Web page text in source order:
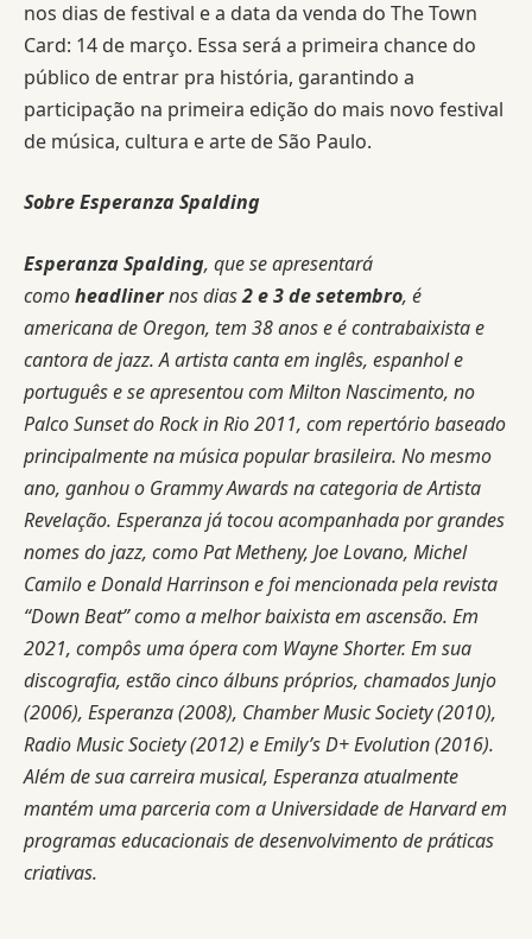
nos dias de festival e a data da venda do The Town
Card: 14 de março. Essa será a primeira chance do
público de entrar pra história, garantindo a
participação na primeira edição do mais novo festival
de música, cultura e arte de São Paulo.
Sobre Esperanza Spalding
Esperanza Spalding, que se apresentará
comoheadlinernos dias2 e 3 de setembro, é
americana de Oregon, tem 38 anos e é contrabaixista e
cantora de jazz. A artista canta em inglês, espanhol e
português e se apresentou com Milton Nascimento, no
Palco Sunset do Rock in Rio 2011, com repertório baseado
principalmente na música popular brasileira. No mesmo
ano, ganhou o Grammy Awards na categoria de Artista
Revelação. Esperanza já tocou acompanhada por grandes
nomes do jazz, como Pat Metheny, Joe Lovano, Michel
Camilo e Donald Harrinson e foi mencionada pela revista
“Down Beat” como a melhor baixista em ascensão. Em
2021, compôs uma ópera com Wayne Shorter. Em sua
discografia, estão cinco álbuns próprios, chamados Junjo
(2006), Esperanza (2008), Chamber Music Society (2010),
Radio Music Society (2012) e Emily’s D+ Evolution (2016).
Além de sua carreira musical, Esperanza atualmente
mantém uma parceria com a Universidade de Harvard em
programas educacionais de desenvolvimento de práticas
criativas.